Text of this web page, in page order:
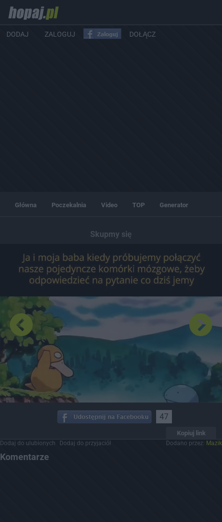
DODAJ ZALOGUJ DOŁĄCZ
Główna Poczekalnia Video TOP Generator
Skupmy się
47
Kopiuj link
Dodaj do ulubionych Dodaj do przyjaciół Dodano przez: Mazik
Komentarze